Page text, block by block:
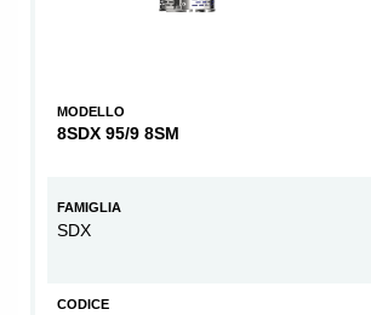
MODELLO
8SDX 95/9 8SM
FAMIGLIA
SDX
CODICE